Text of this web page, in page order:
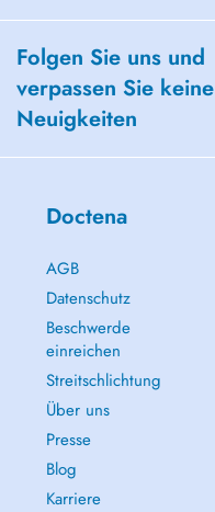
Folgen Sie uns und
verpassen Sie keine
Neuigkeiten
Doctena
AGB
Datenschutz
Beschwerde
einreichen
Streitschlichtung
Über uns
Presse
Blog
Karriere